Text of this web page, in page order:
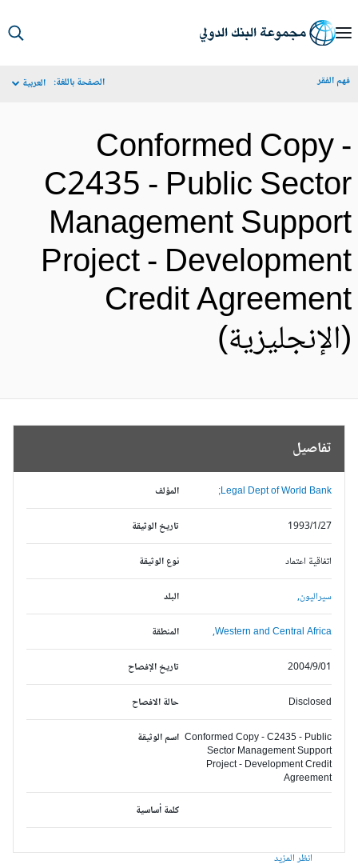
الفقر الصفحة باللغة: العربية
Conformed Copy
C2435 - Public
Management
Project -
Credit
تفاصيل
المؤلف Legal Dept of World Bank;
تاريخ الوثيقة 1993/1/27
نوع الوثيقة اتفاقية اعتماد
البلد سيراليون,
المنطقة Western and Central Africa,
تاريخ الإفصاح 2004/9/01
حالة الافصاح Disclosed
اسم الوثيقة Conformed Copy - C2435 - Public
Sector Management Support
Project - Development Credit
Agreement
كلمة أساسية
انظر المزيد